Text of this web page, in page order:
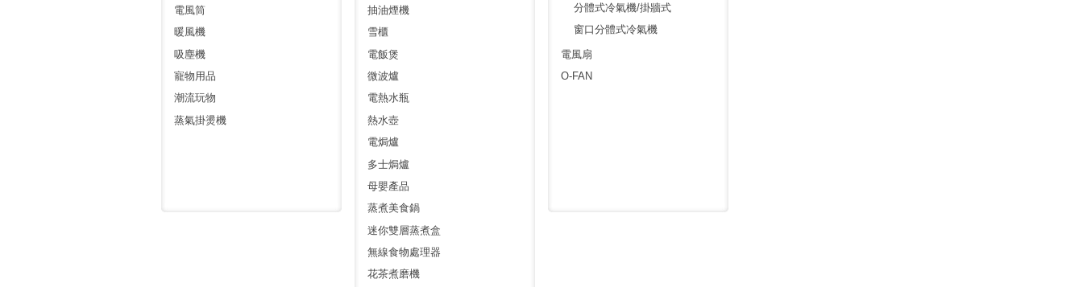
電風筒
暖風機
吸塵機
寵物用品
潮流玩物
蒸氣掛燙機
抽油煙機
雪櫃
電飯煲
微波爐
電熱水瓶
熱水壺
電焗爐
多士焗爐
母嬰產品
蒸煮美食鍋
迷你雙層蒸煮盒
無線食物處理器
花茶煮磨機
分體式冷氣機/掛牆式
窗口分體式冷氣機
電風扇
O-FAN